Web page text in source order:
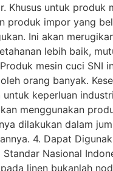
Khusus untuk produk
produk impor yang
Ini akan
lebih baik,
mesin cuci SNI
orang banyak.
keperluan
menggunakan
dilakukan dalam
4. Dapat
Nasional
linen bukanlah